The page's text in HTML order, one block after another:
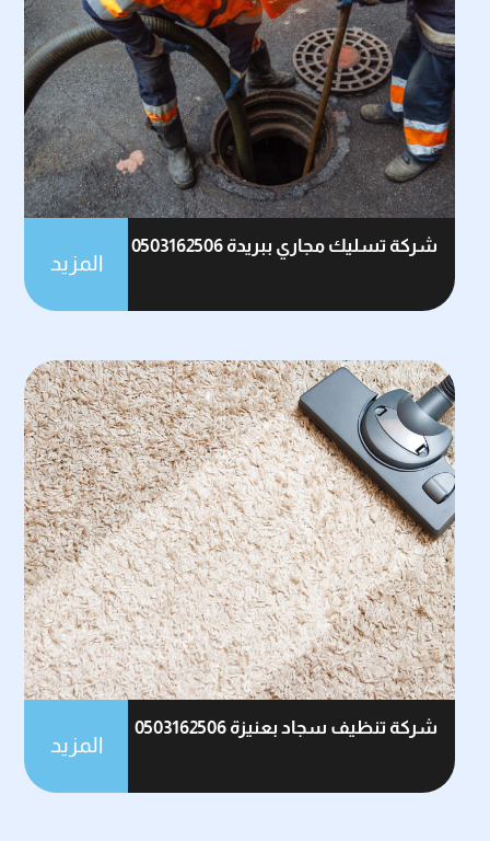
شركة تسليك مجاري ببريدة 0503162506
المزيد
شركة تنظيف سجاد بعنيزة 0503162506
المزيد